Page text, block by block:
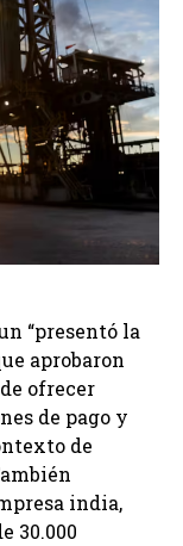
“presentó la
aprobaron
ofrecer
de pago y
de
india,
30.000